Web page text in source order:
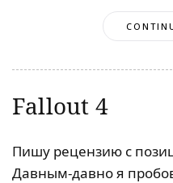
Fallout 4
Пишу рецензию с
Давным-давно я